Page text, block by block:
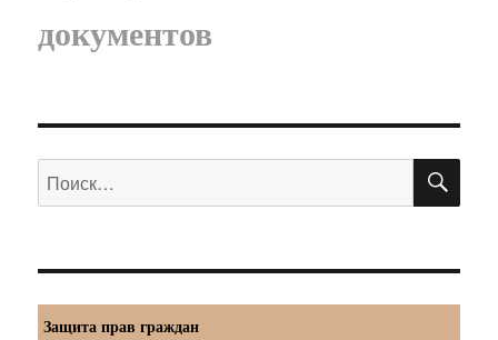
документов
Искать:
Защита прав граждан